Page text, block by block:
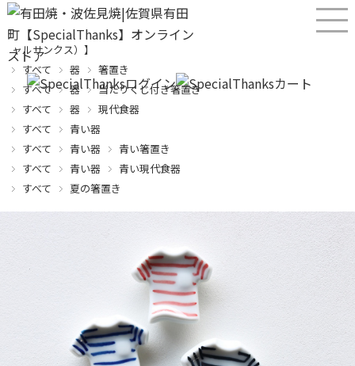
産直！有田焼、波佐見焼オンラインショップ【SPECIALTHANKS（スペシ
ャルサンクス）】
すべて
器
箸置き
すべて
器
当たりくじ付き箸置き
すべて
器
現代食器
すべて
青い器
すべて
青い器
青い箸置き
すべて
青い器
青い現代食器
すべて
夏の箸置き